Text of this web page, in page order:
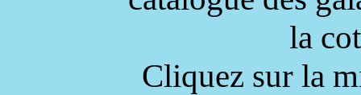
la
Cliquez sur la